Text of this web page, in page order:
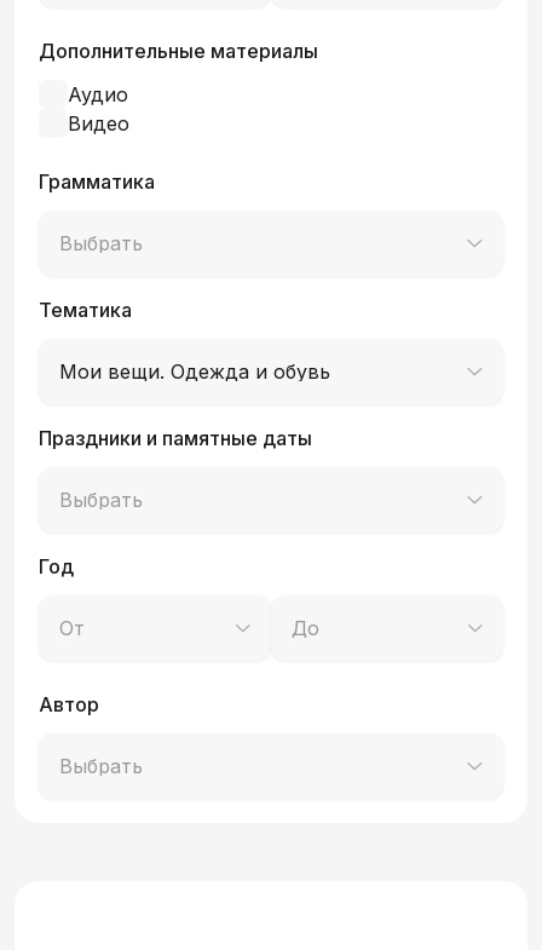
Дополнительные материалы
Аудио
Видео
Грамматика
Выбрать
Тематика
Мои вещи. Одежда и обувь
Праздники и памятные даты
Выбрать
Год
От До
Автор
Выбрать